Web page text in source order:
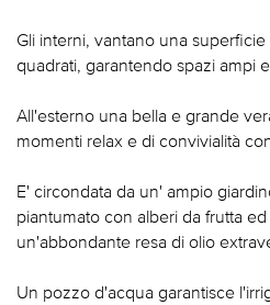
Gli interni, vantano una superficie
quadrati, garantendo spazi ampi
All'esterno una bella e grande
momenti relax e di convivialità
E' circondata da un' ampio
piantumato con alberi da frutta
un'abbondante resa di olio
Un pozzo d'acqua garantisce